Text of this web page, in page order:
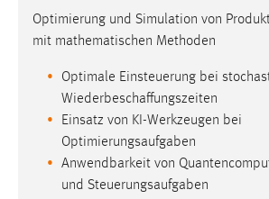
Optimierung und Simulation von
mit mathematischen Methoden
Optimale Einsteuerung bei
Wiederbeschaffungszeiten
Einsatz von KI-Werkzeugen bei
Optimierungsaufgaben
Anwendbarkeit von
und Steuerungsaufgaben